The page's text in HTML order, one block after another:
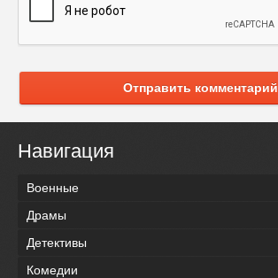
Отправить комментарий
Навигация
Военные
Драмы
Детективы
Комедии